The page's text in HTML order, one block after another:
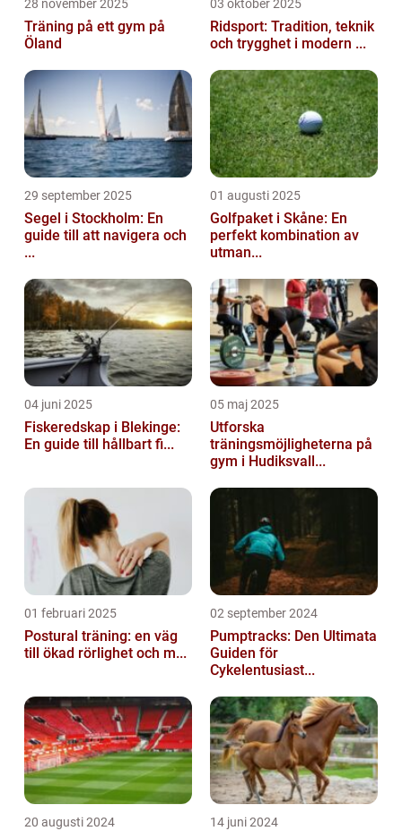
28 november 2025
Träning på ett gym på
Öland
03 oktober 2025
Ridsport: Tradition, teknik
och trygghet i modern ...
29 september 2025
Segel i Stockholm: En
guide till att navigera och
...
01 augusti 2025
Golfpaket i Skåne: En
perfekt kombination av
utman...
04 juni 2025
Fiskeredskap i Blekinge:
En guide till hållbart fi...
05 maj 2025
Utforska
träningsmöjligheterna på
gym i Hudiksvall...
01 februari 2025
Postural träning: en väg
till ökad rörlighet och m...
02 september 2024
Pumptracks: Den Ultimata
Guiden för
Cykelentusiast...
20 augusti 2024 14 juni 2024